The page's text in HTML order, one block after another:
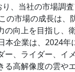
、当社の市場調
の市場の成長は
向上を目指し、
企業は、2024年
、ライダー、イ
高解像度の雲や